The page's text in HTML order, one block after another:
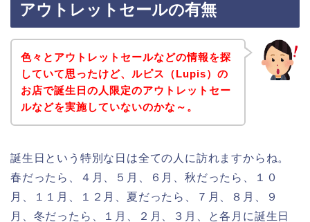
アウトレットセールの有無
色々とアウトレットセールなどの情報を探
していて思ったけど、ルピス（Lupis）の
お店で誕生日の人限定のアウトレットセー
ルなどを実施していないのかな～。
誕生日という特別な日は全ての人に訪れますからね。
春だったら、４月、５月、６月、秋だったら、１０
月、１１月、１２月、夏だったら、７月、８月、９
月、冬だったら、１月、２月、３月、と各月に誕生日